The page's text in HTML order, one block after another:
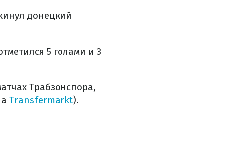
донецкий
5 голами и 3
Трабзонспора,
Transfermarkt).